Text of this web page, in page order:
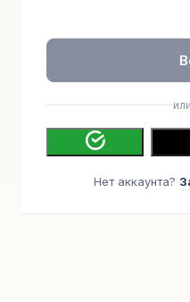
Нет аккаунта?